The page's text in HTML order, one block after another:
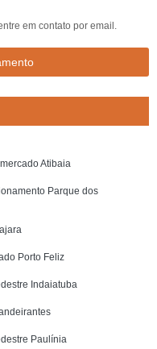
em contato por email.
Atibaia
Parque dos
Porto Feliz
Indaiatuba
Paulínia